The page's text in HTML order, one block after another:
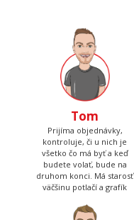
Tom
Prijíma objednávky,
kontroluje, či u nich je
všetko čo má byť a keď
budete volať, bude na
druhom konci. Má starosť
väčšinu potlačí a grafík